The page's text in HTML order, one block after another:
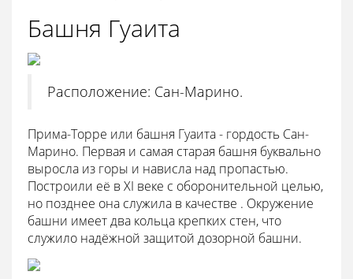
Башня Гуаита
Расположение: Сан-Марино.
Прима-Торре или башня Гуаита - гордость Сан-
Марино. Первая и самая старая башня буквально
выросла из горы и нависла над пропастью.
Построили её в XI веке с оборонительной целью,
но позднее она служила в качестве . Окружение
башни имеет два кольца крепких стен, что
служило надёжной защитой дозорной башни.